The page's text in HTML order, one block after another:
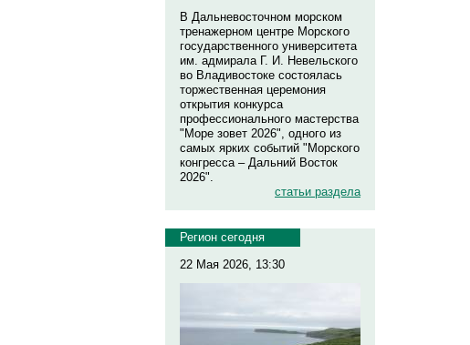
В Дальневосточном морском
тренажерном центре Морского
государственного университета
им. адмирала Г. И. Невельского
во Владивостоке состоялась
торжественная церемония
открытия конкурса
профессионального мастерства
"Море зовет 2026", одного из
самых ярких событий "Морского
конгресса – Дальний Восток
2026".
статьи раздела
Регион сегодня
22 Мая 2026, 13:30